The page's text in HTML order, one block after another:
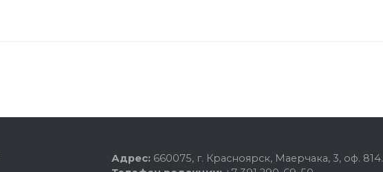
Адрес: 660075, г. Красноярск, Маерчака, 3, оф. 814.